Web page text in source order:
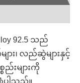
92.5 သည်
ား၊ လည်ဆွဲများနှင့်
းများကို
ပါသည်။